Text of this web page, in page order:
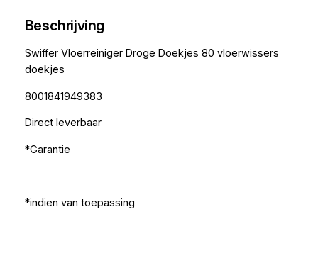
Beschrijving
Swiffer Vloerreiniger Droge Doekjes 80 vloerwissers
doekjes
8001841949383
Direct leverbaar
*Garantie
*indien van toepassing